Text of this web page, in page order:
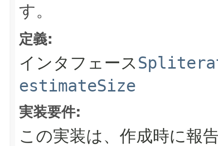
す。
定義:
インタフェース
estimateSize
実装要件:
この実装は、作成時に報